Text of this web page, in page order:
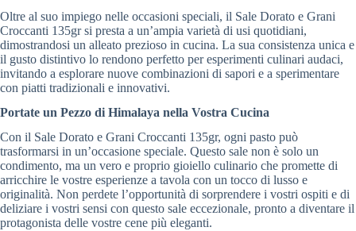
Oltre al suo impiego nelle occasioni speciali, il Sale Dorato e Grani
Croccanti 135gr si presta a un’ampia varietà di usi quotidiani,
dimostrandosi un alleato prezioso in cucina. La sua consistenza unica e
il gusto distintivo lo rendono perfetto per esperimenti culinari audaci,
invitando a esplorare nuove combinazioni di sapori e a sperimentare
con piatti tradizionali e innovativi.
Portate un Pezzo di Himalaya nella Vostra Cucina
Con il Sale Dorato e Grani Croccanti 135gr, ogni pasto può
trasformarsi in un’occasione speciale. Questo sale non è solo un
condimento, ma un vero e proprio gioiello culinario che promette di
arricchire le vostre esperienze a tavola con un tocco di lusso e
originalità. Non perdete l’opportunità di sorprendere i vostri ospiti e di
deliziare i vostri sensi con questo sale eccezionale, pronto a diventare il
protagonista delle vostre cene più eleganti.